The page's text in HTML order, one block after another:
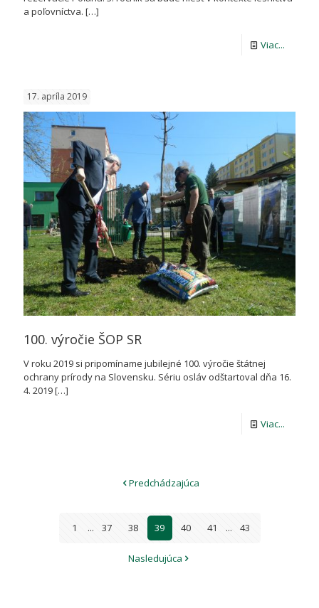
a poľovníctva. […]
Viac...
Poľana
2019
17. apríla 2019
100. výročie ŠOP SR
V roku 2019 si pripomíname jubilejné 100. výročie štátnej
ochrany prírody na Slovensku. Sériu osláv odštartoval dňa 16.
4. 2019[…]
Viac...
Predchádzajúca
1 ... 37 38 39 40 41 ... 43
Nasledujúca